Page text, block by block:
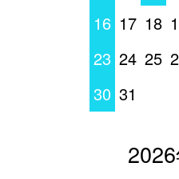
16 17 18
23 24 25
30 31